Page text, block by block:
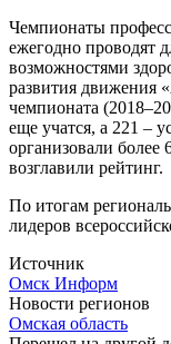
Чемпионаты
ежегодно проводят
возможностями
развития движения
чемпионата
еще учатся, а 221 –
организовали более
возглавили рейтинг.
По итогам
лидеров
Источник
Омск Информ
Новости регионов
Омская область